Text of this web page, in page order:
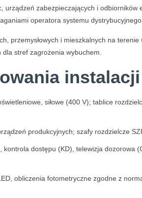
urządzeń zabezpieczających i
operatora systemu dystrybucyjnego.
przemysłowych i mieszkalnych na
stref zagrożenia wybuchem.
siłowe (400 V); tablice
produkcyjnych; szafy rozdzielcze
dostępu (KD), telewizja dozorowa
obliczenia fotometryczne zgodne z